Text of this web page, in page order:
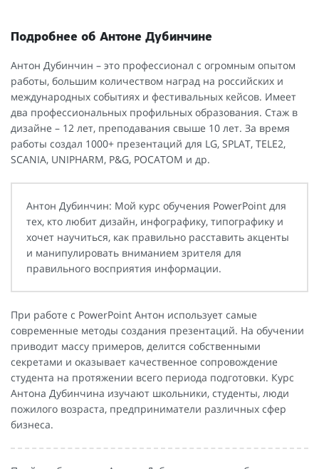
Подробнее об Антоне Дубинчине
Антон Дубинчин – это профессионал с огромным опытом
работы, большим количеством наград на российских и
международных событиях и фестивальных кейсов. Имеет
два профессиональных профильных образования. Стаж в
дизайне – 12 лет, преподавания свыше 10 лет. За время
работы создал 1000+ презентаций для LG, SPLAT, TELE2,
SCANIA, UNIPHARM, P&G, РОСАТОМ и др.
Антон Дубинчин: Мой курс обучения PowerPoint для
тех, кто любит дизайн, инфографику, типографику и
хочет научиться, как правильно расставить акценты
и манипулировать вниманием зрителя для
правильного восприятия информации.
При работе с PowerPoint Антон использует самые
современные методы создания презентаций. На обучении
приводит массу примеров, делится собственными
секретами и оказывает качественное сопровождение
студента на протяжении всего периода подготовки. Курс
Антона Дубинчина изучают школьники, студенты, люди
пожилого возраста, предприниматели различных сфер
бизнеса.